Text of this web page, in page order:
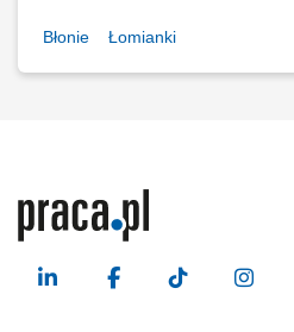
Błonie Łomianki